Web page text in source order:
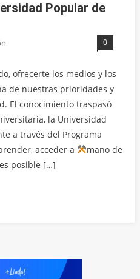
Popular de
0
ofrecerte los medios y los
de nuestras prioridades y
El conocimiento traspasó
la Universidad
a través del Programa
acceder a
mano de
posible […]